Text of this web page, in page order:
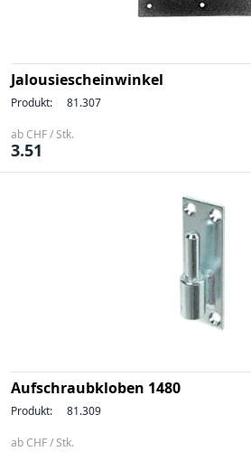
Jalousiescheinwinkel
Produkt: 81.307
ab CHF / Stk.
3.51
Aufschraubkloben 1480
Produkt: 81.309
ab CHF / Stk.